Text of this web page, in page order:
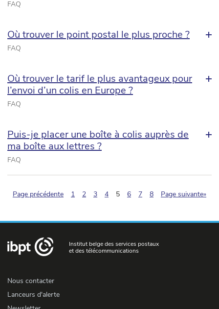
FAQ
Où trouver le point postal le plus proche ?
FAQ
Où trouver le tarif le plus avantageux pour
l’envoi d’un colis en Europe ?
FAQ
Puis-je placer une boîte à colis auprès de
ma boîte aux lettres ?
FAQ
Page précédente 1 2 3 4 5(pagination.current)
6 7 8 Page suivante»
Institut belge des services postaux
et des télécommunications
Nous contacter
Lanceurs d'alerte